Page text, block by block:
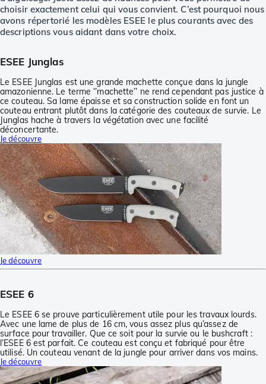
choisir exactement celui qui vous convient. C’est pourquoi nous
avons répertorié les modèles ESEE le plus courants avec des
descriptions vous aidant dans votre choix.
ESEE Junglas
Le ESEE Junglas est une grande machette conçue dans la jungle
amazonienne. Le terme ‘’machette’’ ne rend cependant pas justice à
ce couteau. Sa lame épaisse et sa construction solide en font un
couteau entrant plutôt dans la catégorie des couteaux de survie. Le
Junglas hache à travers la végétation avec une facilité
déconcertante.
Je découvre
Je découvre
ESEE 6
Le ESEE 6 se prouve particulièrement utile pour les travaux lourds.
Avec une lame de plus de 16 cm, vous assez plus qu’assez de
surface pour travailler. Que ce soit pour la survie ou le bushcraft :
l’ESEE 6 est parfait. Ce couteau est conçu et fabriqué pour être
utilisé. Un couteau venant de la jungle pour arriver dans vos mains.
Je découvre